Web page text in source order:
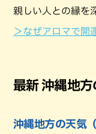
親しい人との縁を
＞なぜアロマで開
最新 沖縄地方
沖縄地方の天気